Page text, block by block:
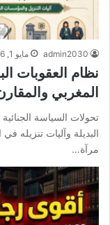
admin2030 مايو 1, 2026
نظام العقوبات
المغربي
تحولات السياسة
البديلة وآليات تنزيله
مرآة…